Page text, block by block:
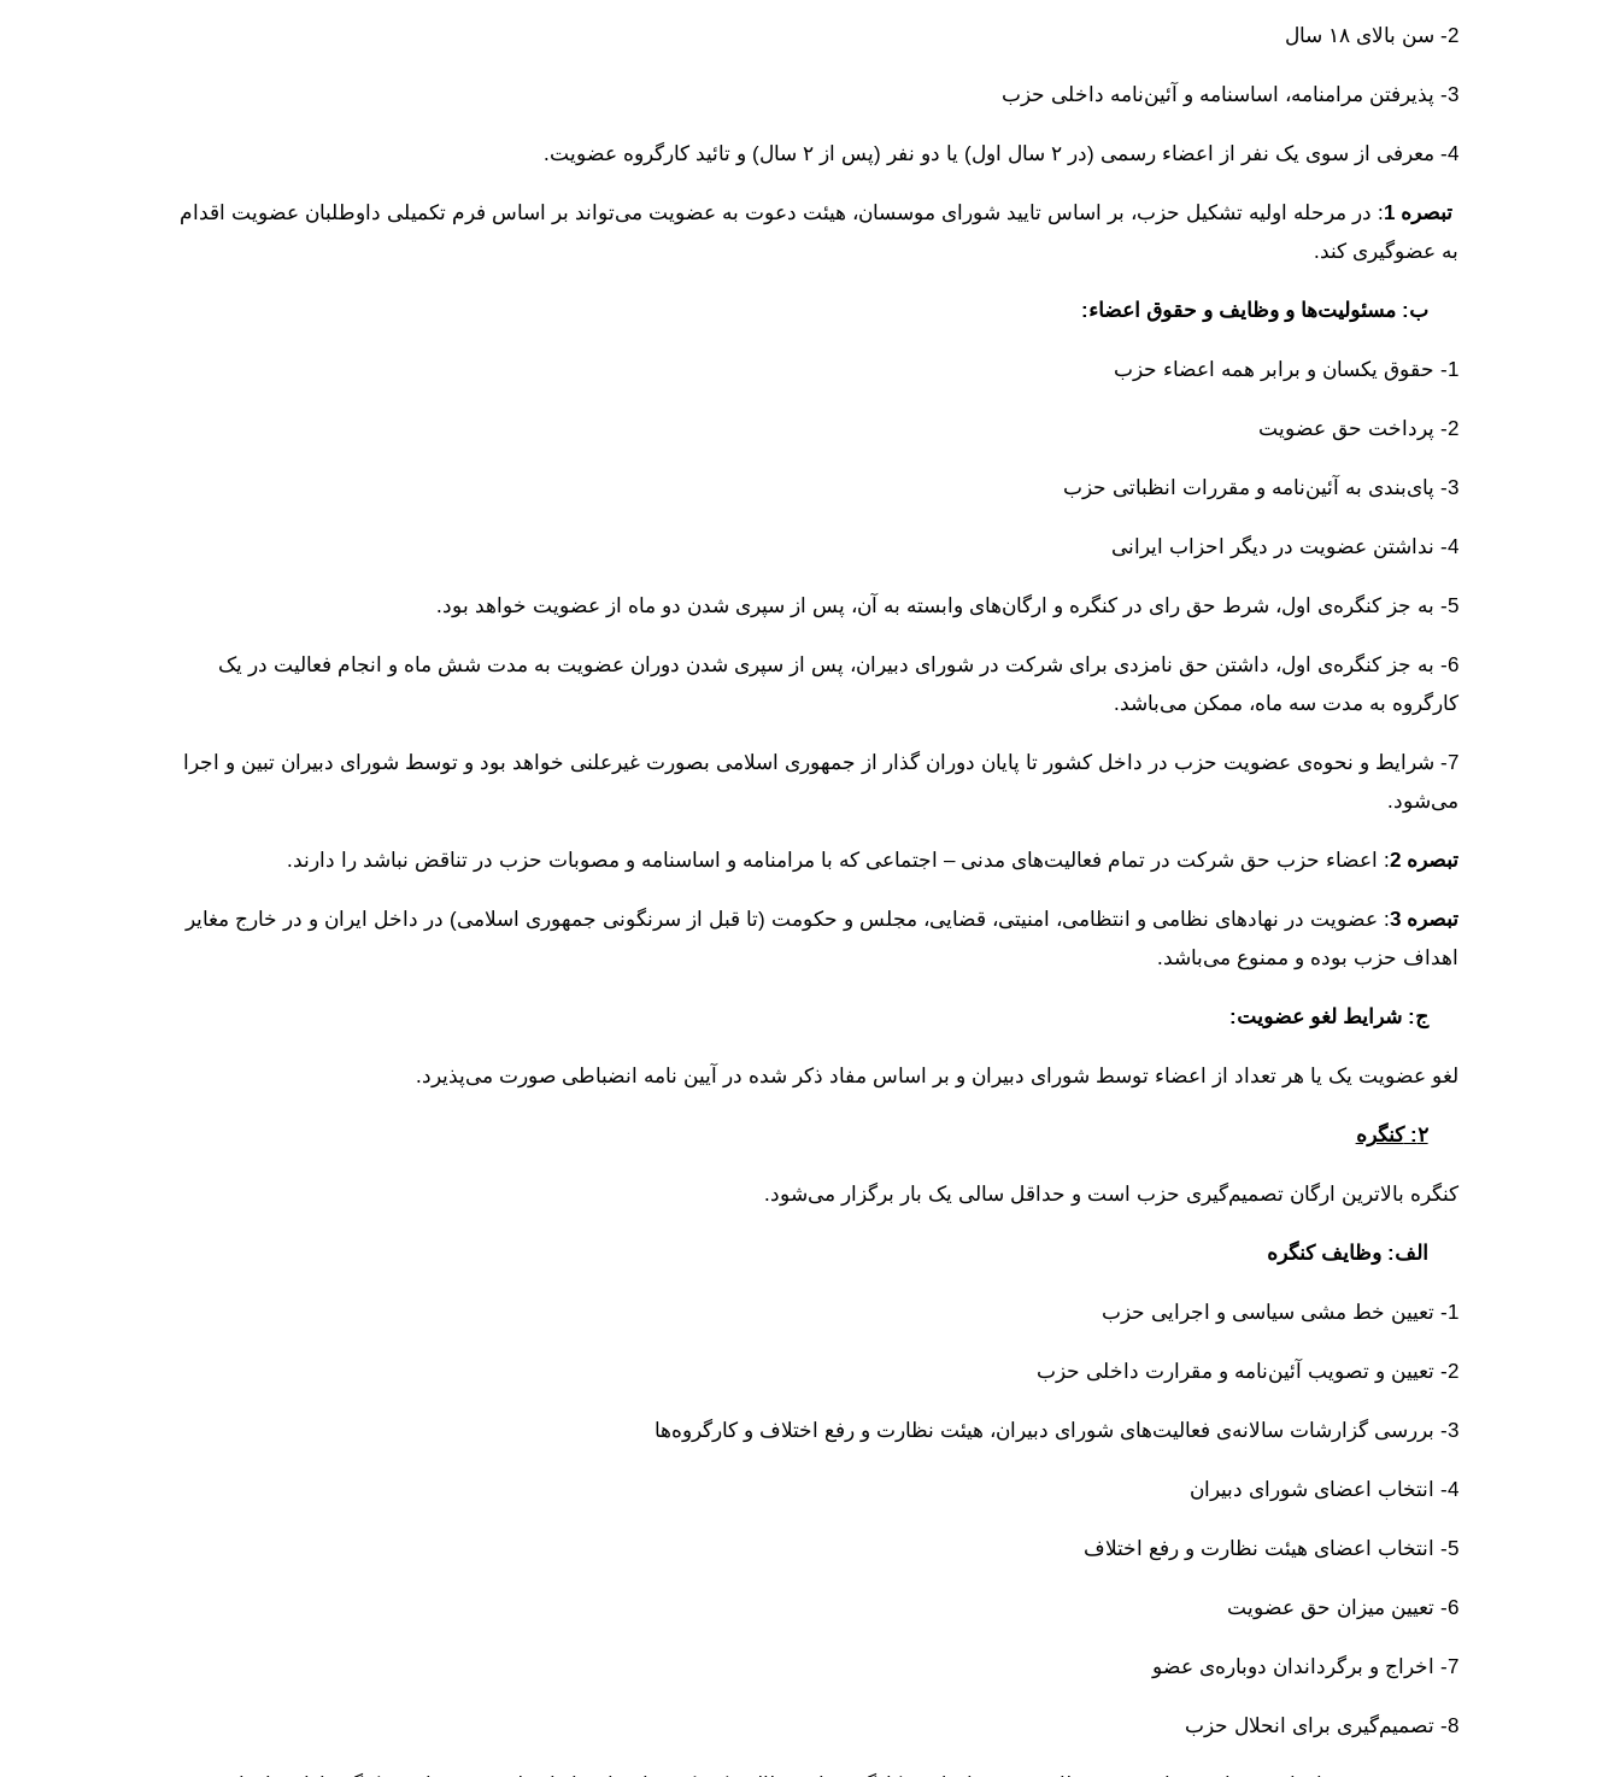
2- سن بالای ۱۸ سال
3- پذیرفتن مرامنامه، اساسنامه و آئین‌نامه داخلی حزب
4- معرفی از سوی یک نفر از اعضاء رسمی (در ۲ سال اول) یا دو نفر (پس از ۲ سال) و تائید کارگروه عضویت.
تبصره 1 : در مرحله اولیه تشکیل حزب، بر اساس تایید شورای موسسان، هیئت دعوت به عضویت می‌تواند بر اساس فرم تکمیلی داوطلبان عضویت اقدام
به عضوگیری کند.
ب: مسئولیت‌ها و وظایف و حقوق اعضاء:
1- حقوق یکسان و برابر همه اعضاء حزب
2- پرداخت حق عضویت
3- پای‌بندی به آئین‌نامه و مقررات انظباتی حزب
4- نداشتن عضویت در دیگر احزاب ایرانی
5- به جز کنگره‌ی اول، شرط حق رای در کنگره و ارگان‌های وابسته به آن، پس از سپری شدن دو ماه از عضویت خواهد بود.
6- به جز کنگره‌ی اول، داشتن حق نامزدی برای شرکت در شورای دبیران، پس از سپری شدن دوران عضویت به مدت شش ماه و انجام فعالیت در یک
کارگروه به مدت سه ماه، ممکن می‌باشد.
7- شرایط و نحوه‌ی عضویت حزب در داخل کشور تا پایان دوران گذار از جمهوری اسلامی بصورت غیرعلنی خواهد بود و توسط شورای دبیران تبین و اجرا
می‌شود.
تبصره2: اعضاء حزب حق شرکت در تمام فعالیت‌های مدنی – اجتماعی که با مرامنامه و اساسنامه و مصوبات حزب در تناقض نباشد را دارند.
تبصره3: عضویت در نهادهای نظامی و انتظامی، امنیتی، قضایی، مجلس و حکومت (تا قبل از سرنگونی جمهوری اسلامی) در داخل ایران و در خارج مغایر
اهداف حزب بوده و ممنوع می‌باشد.
ج: شرایط لغو عضویت:
لغو عضویت یک یا هر تعداد از اعضاء توسط شورای دبیران و بر اساس مفاد ذکر شده در آیین نامه انضباطی صورت می‌پذیرد.
۲:کنگره
کنگره بالاترین ارگان تصمیم‌گیری حزب است و حداقل سالی یک بار برگزار می‌شود.
الف: وظایف کنگره
1- تعیین خط مشی سیاسی و اجرایی حزب
2- تعیین و تصویب آئین‌نامه و مقرارت داخلی حزب
3- بررسی گزارشات سالانه‌ی فعالیت‌های شورای دبیران، هیئت نظارت و رفع اختلاف و کارگروه‌ها
4- انتخاب اعضای شورای دبیران
5- انتخاب اعضای هیئت نظارت و رفع اختلاف
6- تعیین میزان حق عضویت
7- اخراج و برگرداندان دوباره‌ی عضو
8- تصمیم‌گیری برای انحلال حزب